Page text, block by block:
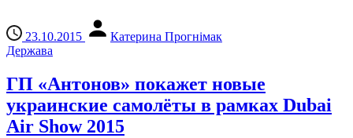
23.10.2015
Катерина Прогнімак
Держава
ГП «Антонов» покажет новые
украинские самолёты в рамках Dubai
Air Show 2015